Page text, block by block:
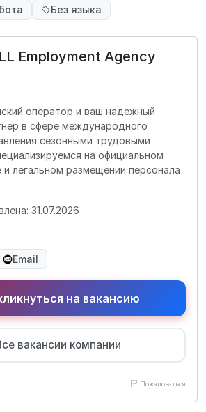
Без языка
Employment Agency
оператор и ваш надежный
в сфере международного
сезонными трудовыми
на официальном
и легальном размещении персонала
31.07.2026
Email
на вакансию
вакансии компании
Пожаловаться